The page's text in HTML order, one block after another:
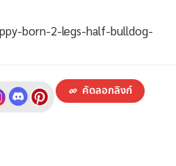
born-2-legs-half-bulldog-
คัดลอกลิงก์